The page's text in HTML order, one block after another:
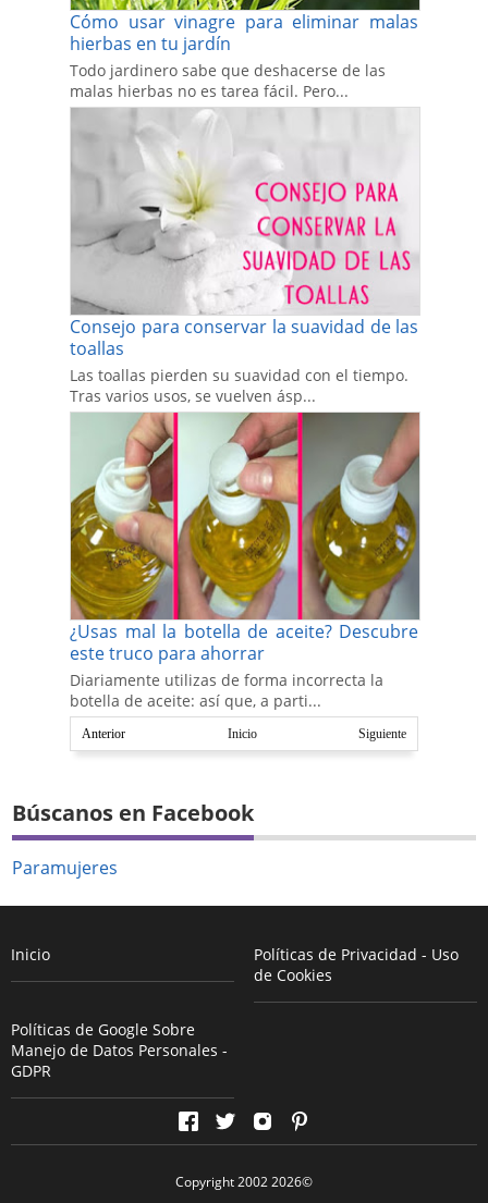
Cómo usar vinagre para eliminar malas
hierbas en tu jardín
Todo jardinero sabe que deshacerse de las
malas hierbas no es tarea fácil. Pero...
Consejo para conservar la suavidad de las
toallas
Las toallas pierden su suavidad con el tiempo.
Tras varios usos, se vuelven ásp...
¿Usas mal la botella de aceite? Descubre
este truco para ahorrar
Diariamente utilizas de forma incorrecta la
botella de aceite: así que, a parti...
Anterior Siguiente
Inicio
Búscanos en Facebook
Paramujeres
Inicio
Políticas de Privacidad - Uso
de Cookies
Políticas de Google Sobre
Manejo de Datos Personales -
GDPR
Copyright 20022026©